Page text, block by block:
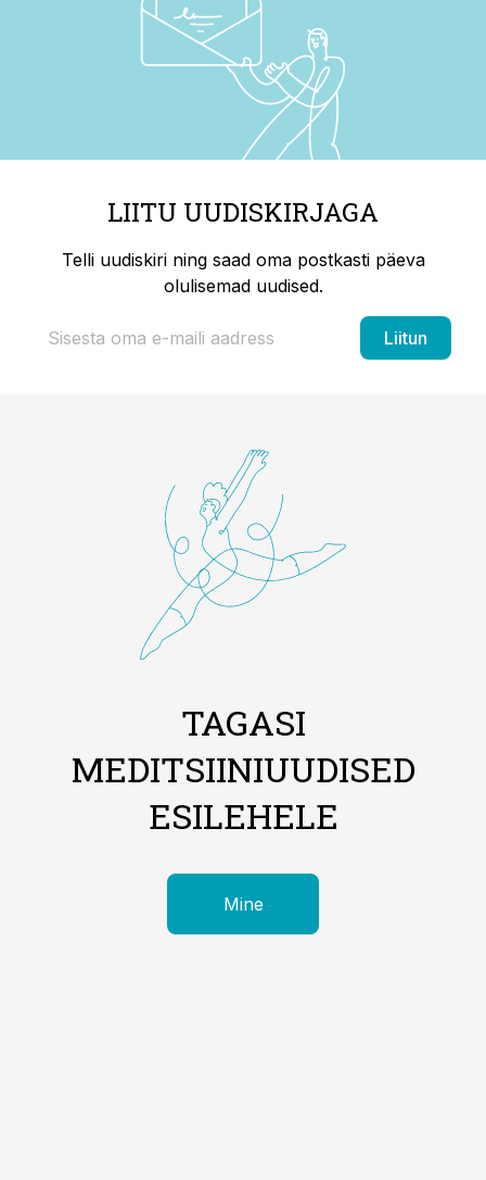
LIITU UUDISKIRJAGA
Telli uudiskiri ning saad oma postkasti päeva
olulisemad uudised.
Liitun
TAGASI
MEDITSIINIUUDISED
ESILEHELE
Mine